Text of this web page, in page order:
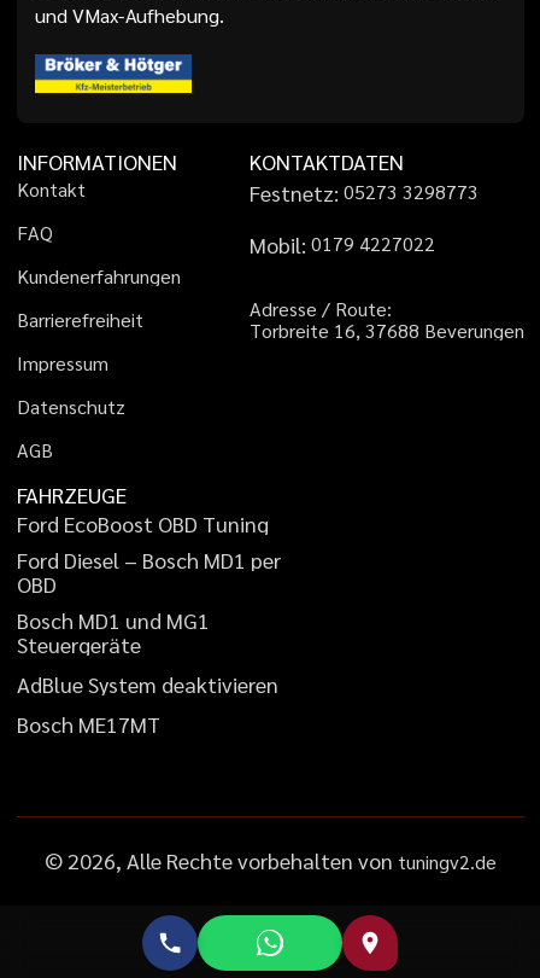
und VMax-Aufhebung.
INFORMATIONEN
Kontakt
FAQ
Kundenerfahrungen
Barrierefreiheit
Impressum
Datenschutz
AGB
KONTAKTDATEN
Festnetz: 05273 3298773
Mobil: 01 79 4227022
Adresse / Route:
Torbreite 16, 37688 Beverungen
FAHRZEUGE
Ford EcoBoost OBD Tuning
Ford Diesel – Bosch MD1 per
OBD
Bosch MD1 und MG1
Steuergeräte
AdBlueSystem deaktivieren
Bosch ME17MT
© 2026, Alle Rechte vorbehalten von tuningv2.de